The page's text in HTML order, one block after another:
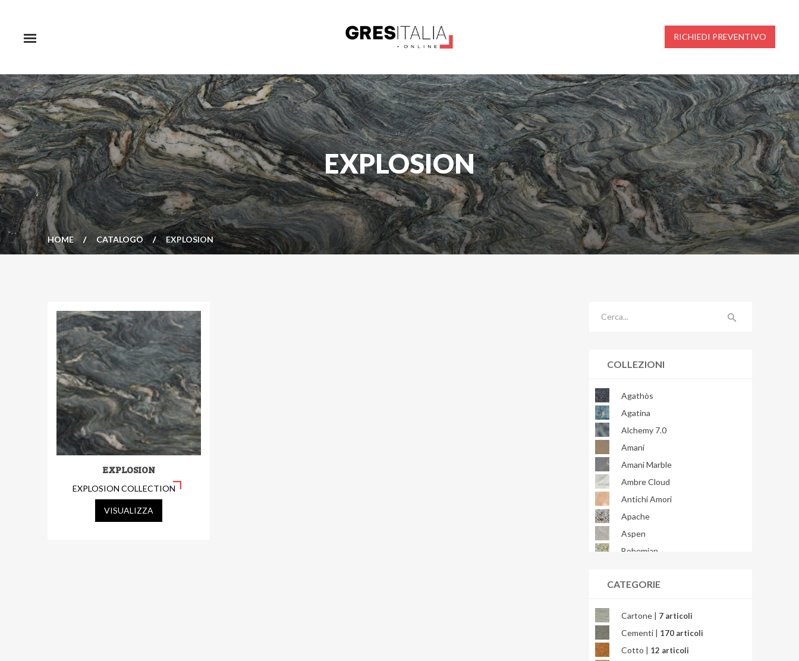
RICHIEDI PREVENTIVO
EXPLOSION
HOME CATALOGO EXPLOSION
COLLEZIONI
Agathòs
Agatina
Alchemy 7.0
Amani
Amani Marble
Ambre Cloud
Antichi Amori
Apache
Aspen
Bohemian
Brera
Bright Precious
Calacatta
Calacatta Africa
CATEGORIE
Cartone | 7 articoli
Cementi | 170 articoli
Cotto | 12 articoli
EXPLOSION
EXPLOSION COLLECTION
VISUALIZZA